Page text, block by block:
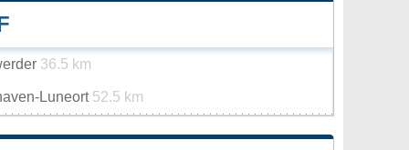
36.5 km
Luneort 52.5 km